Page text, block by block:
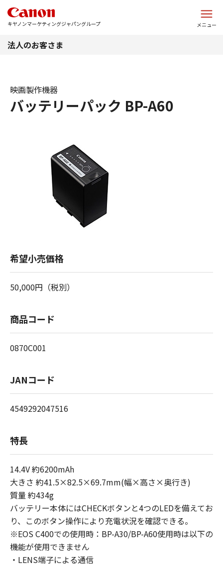
キヤノンマーケティングジャパングループ メニュー
法人のお客さま
バッテリーパック BP-A60
映画製作機器
希望小売価格
50,000円（税別）
商品コード
0870C001
JANコード
4549292047516
特長
14.4V 約6200mAh
大きさ 約41.5×82.5×69.7mm(幅×高さ×奥行き)
質量 約434g
バッテリー本体にはCHECKボタンと4つのLEDを備えてお
り、このボタン操作により充電状況を確認できる。
※EOS C400での使用時：BP-A30/BP-A60使用時は以下の
機能が使用できません
・LENS端子による通信